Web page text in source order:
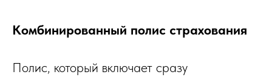
Комбинированный полис страхования
Полис, который включает сразу